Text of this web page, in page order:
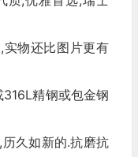
实物还比图片更有
316L精钢或包金钢
历久如新的.抗磨抗